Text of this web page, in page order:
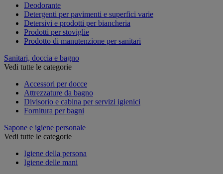
Deodorante
Detergenti per pavimenti e superfici varie
Detersivi e prodotti per biancheria
Prodotti per stoviglie
Prodotto di manutenzione per sanitari
Sanitari, doccia e bagno
Vedi tutte le categorie
Accessori per docce
Attrezzature da bagno
Divisorio e cabina per servizi igienici
Fornitura per bagni
Sapone e igiene personale
Vedi tutte le categorie
Igiene della persona
Igiene delle mani